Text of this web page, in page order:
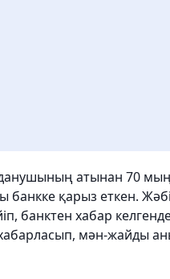
атынан 70
банкке қарыз еткен.
банктен хабар
мән-жайды